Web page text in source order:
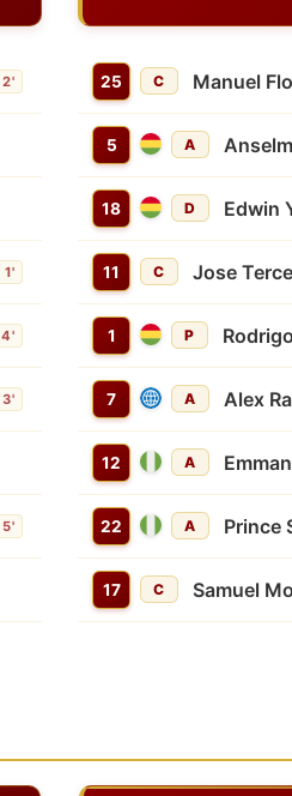
2'
1'
4'
3'
5'
25 C Manuel
5 A
18 D Edwin
11 C Jose
1 P
7 A Alex
12 A
22 A Prince
17 C Samuel